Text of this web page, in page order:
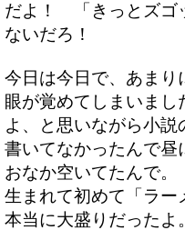
だよ！ 「きっとズゴ
ないだろ！
今日は今日で、あまり
眼が覚めてしまいま
よ、と思いながら小
書いてなかったんで昼
おなか空いてたんで。
生まれて初めて「ラー
本当に大盛りだったよ